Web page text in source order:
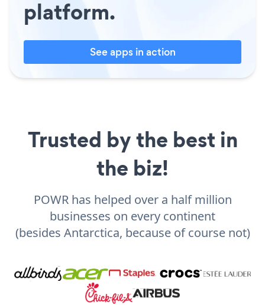
platform.
See apps in action
Trusted by the best in
the biz!
POWR has helped over a half million
businesses on every continent
(besides Antarctica, because of course not)